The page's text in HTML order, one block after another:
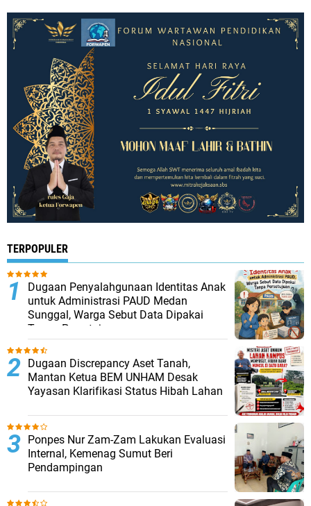
TERPOPULER
Dugaan Penyalahgunaan Identitas Anak
untuk Administrasi PAUD Medan
Sunggal, Warga Sebut Data Dipakai
Tanpa Persetujuan
Dugaan Discrepancy Aset Tanah,
Mantan Ketua BEM UNHAM Desak
Yayasan Klarifikasi Status Hibah Lahan
Ponpes Nur Zam-Zam Lakukan Evaluasi
Internal, Kemenag Sumut Beri
Pendampingan